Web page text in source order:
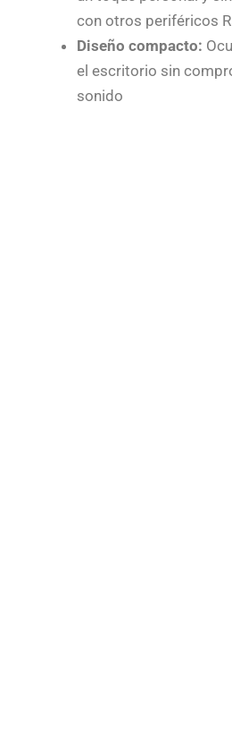
con otros periféricos
Diseño compacto:
el escritorio sin
sonido